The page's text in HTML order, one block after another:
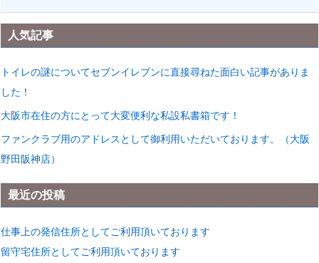
人気記事
トイレの謎についてセブンイレブンに直接尋ねた面白い記事がありま
した！
大阪市在住の方にとって大変便利な私設私書箱です！
ファンクラブ用のアドレスとして御利用いただいております。（大阪
野田阪神店）
最近の投稿
仕事上の発信住所としてご利用頂いております
留守宅住所としてご利用頂いております